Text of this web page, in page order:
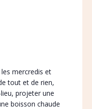
les mercredis et
tout et de rien,
projeter une
boisson chaude